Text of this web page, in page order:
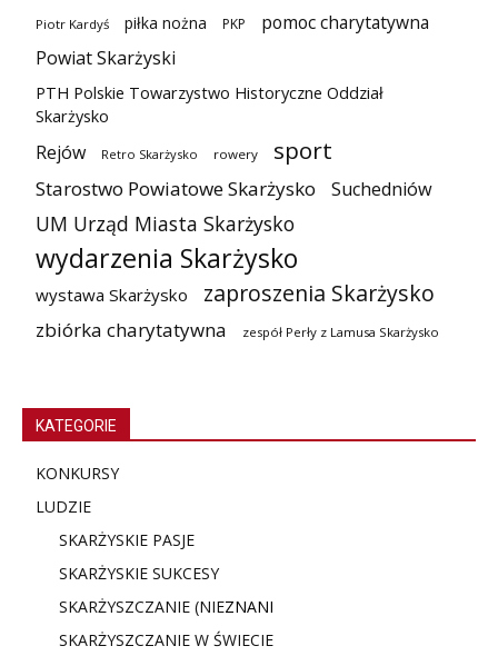
Piotr Kardyś piłka nożna PKP
pomoc charytatywna
Powiat Skarżyski
PTH Polskie Towarzystwo Historyczne Oddział
Skarżysko
Rejów Retro Skarżysko rowery sport
Starostwo Powiatowe Skarżysko Suchedniów
UM Urząd Miasta Skarżysko
wydarzenia Skarżysko
wystawa Skarżysko zaproszenia Skarżysko
zbiórka charytatywna zespół Perły z Lamusa Skarżysko
KATEGORIE
KONKURSY
LUDZIE
SKARŻYSKIE PASJE
SKARŻYSKIE SUKCESY
SKARŻYSZCZANIE (NIEZNANI
SKARŻYSZCZANIE W ŚWIECIE